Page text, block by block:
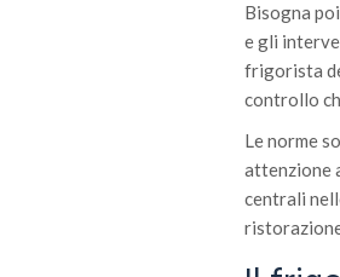
Bisogna
e gli
frigorista
controllo
Le norme
attenzione
centrali